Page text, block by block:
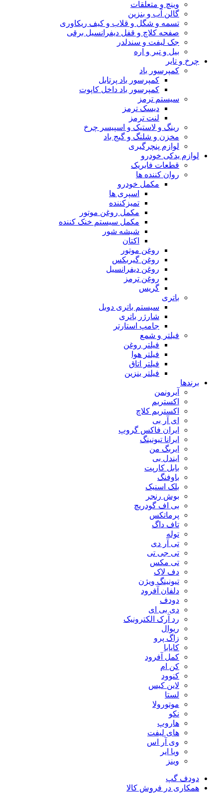
وینچ و متعلقات
گالن آب و بنزین
تسمه و شگل و قلاب و کیف ریکاوری
صفحه کلاچ و قفل دیفرانسیل برقی
جک لیفت و سندلدر
بیل و تبر و اره
چرخ و تایر
کمپرسور باد
کمپرسور باد پرتابل
کمپرسور باد داخل کاپوت
سیستم ترمز
دیسک ترمز
لنت ترمز
رینگ و لاستیک و اسپیسر چرخ
مخزن و شلنگ و گیج باد
لوازم پنچرگیری
لوازم یدکی خودرو
قطعات فابریک
روان کننده ها
مکمل خودرو
اسپری ها
تمیزکننده
مکمل روغن موتور
مکمل سیستم خنک کننده
شیشه شور
اکتان
روغن موتور
روغن گیربکس
روغن دیفرانسیل
روغن ترمز
گریس
باتری
سیستم باتری دوبل
شارژر باتری
جامپ استارتر
فیلتر و شمع
فیلتر روغن
فیلتر هوا
فیلتر اتاق
فیلتر بنزین
برندها
آیرونمن
اکستریم
اکستریم کلاچ
ای آر بی
ایران فاکس گروپ
ایرانا تیونینگ
ایربگ من
ایندل بی
بابل کارپت
باوفنگ
بلک اسنیک
بوش رنجر
بی اف گودریچ
پرماتکس
تاف داگ
توله
تی آر دی
تی جی تی
تی مکس
دف لاک
تیونینگ ویژن
دلفان آفرود
دودف
دی بی ای
رد آرک الکترونیک
ریوال
زاگ پرو
کایابا
کمل آفرود
کن ام
کنوود
لاین کیس
لستا
موتورولا
نکو
هاروپ
های لیفت
وی آر اس
ویا ایر
وینز
دودف گپ
همکاری در فروش کالا